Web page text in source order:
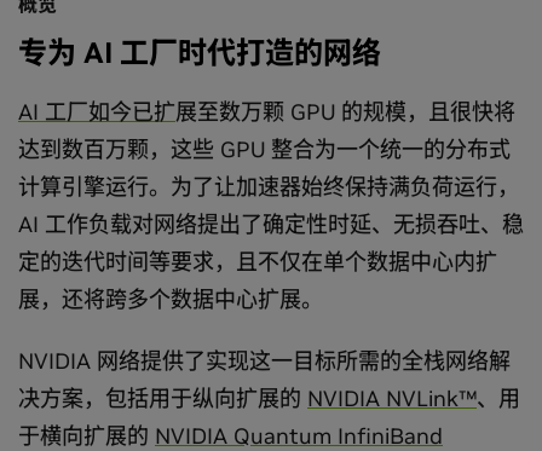
专为 AI 工厂时代打造的网络
AI 工厂如今已扩展至数万颗 GPU 的规模，且很快将
达到数百万颗，这些 GPU 整合为一个统一的分布式
计算引擎运行。为了让加速器始终保持满负荷运行，
AI 工作负载对网络提出了确定性时延、无损吞吐、稳
定的迭代时间等要求，且不仅在单个数据中心内扩
展，还将跨多个数据中心扩展。
NVIDIA 网络提供了实现这一目标所需的全栈网络解
决方案，包括用于纵向扩展的 NVIDIA NVLink™、用
于横向扩展的 NVIDIA Quantum InfiniBand